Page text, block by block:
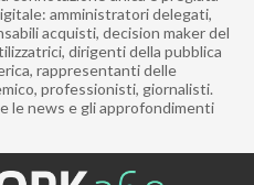
amministratori delegati,
acquisti, decision maker del
dirigenti della pubblica
rappresentanti delle
professionisti, giornalisti.
le news e gli approfondimenti